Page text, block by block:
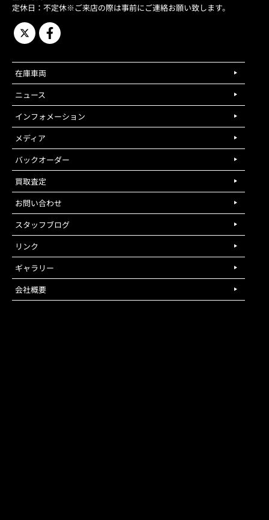
定休日：不定休※ご来店の際は事前にご連絡お願い致します。
在庫車両
ニュース
インフォメーション
メディア
バックオーダー
買取査定
お問い合わせ
スタッフブログ
リンク
ギャラリー
会社概要